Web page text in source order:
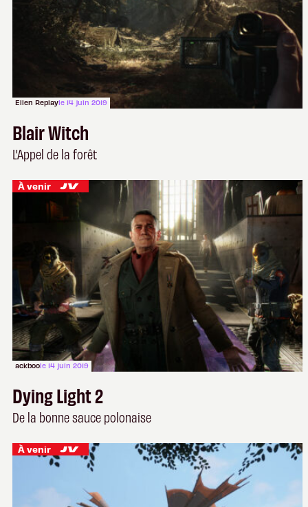
Ellen Replayle 14 juin 2019
Blair Witch
L'Appel de la forêt
À venir
ackboole 14 juin 2019
Dying Light 2
De la bonne sauce polonaise
À venir